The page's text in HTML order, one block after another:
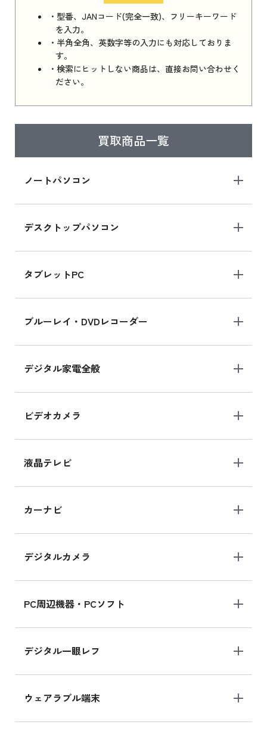
・型番、JANコード(完全一致)、フリーキーワード
を入力。
・半角全角、英数字等の入力にも対応しておりま
す。
・検索にヒットしない商品は、直接お問い合わせく
ださい。
買取商品一覧
ノートパソコン
デスクトップパソコン
タブレットPC
ブルーレイ・DVDレコーダー
デジタル家電全般
ビデオカメラ
液晶テレビ
カーナビ
デジタルカメラ
PC周辺機器・PCソフト
デジタル一眼レフ
ウェアラブル端末
iPhone 16e シリーズ 2025 新品買取価格はこち
ら
iPad 11インチ 2025年春モデル
はこちら
ら
iPad mini シリーズ 2024
iPad mini 8.3インチ の新品買取価格
iPhone 16 シリーズ
iPhone 16 の新品買取価格
iPad Air 11インチ シリーズ
iPad Air 11インチ の新品買取価格
iPhone 15 128GB シリーズ
iPhone 15 128GB の新品買取価格
MK2K3J/Aの新品買取価格はこちら